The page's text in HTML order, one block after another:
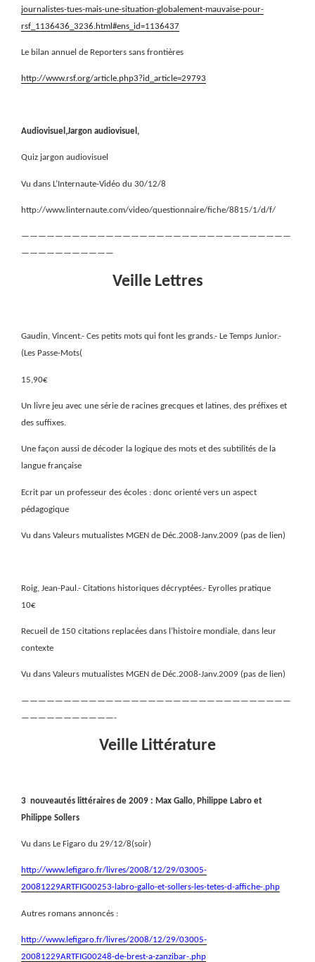
journalistes-tues-mais-une-situation-globalement-mauvaise-pour-
rsf_1136436_3236.html#ens_id=1136437
Le bilan annuel de Reporters sans frontières
http://www.rsf.org/article.php3?id_article=29793
Audiovisuel,Jargon audiovisuel,
Quiz jargon audiovisuel
Vu dans L’Internaute-Vidéo du 30/12/8
http://www.linternaute.com/video/questionnaire/fiche/8815/1/d/f/
————————————————————————————————
———————————
Veille Lettres
Gaudin, Vincent.- Ces petits mots qui font les grands.- Le Temps Junior.-
(Les Passe-Mots(
15,90€
Un livre jeu avec une série de racines grecques et latines, des préfixes et
des suffixes.
Une façon aussi de décoder la logique des mots et des subtilités de la
langue française
Ecrit par un professeur des écoles : donc orienté vers un aspect
pédagogique
Vu dans Valeurs mutualistes MGEN de Déc.2008-Janv.2009 (pas de lien)
Roig, Jean-Paul.- Citations historiques décryptées.- Eyrolles pratique
10€
Recueil de 150 citations replacées dans l’histoire mondiale, dans leur
contexte
Vu dans Valeurs mutualistes MGEN de Déc.2008-Janv.2009 (pas de lien)
————————————————————————————————
———————————-
Veille Littérature
3 nouveautés littéraires de 2009 : Max Gallo, Philippe Labro et
Philippe Sollers
Vu dans Le Figaro du 29/12/8(soir)
http://www.lefigaro.fr/livres/2008/12/29/03005-
20081229ARTFIG00253-labro-gallo-et-sollers-les-tetes-d-affiche-.php
Autres romans annoncés :
http://www.lefigaro.fr/livres/2008/12/29/03005-
20081229ARTFIG00248-de-brest-a-zanzibar-.php